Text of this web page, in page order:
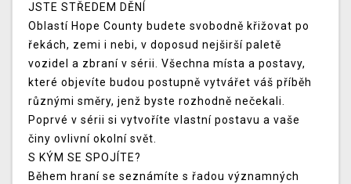
JSTE STŘEDEM DĚNÍ
Oblastí Hope County budete svobodně křižovat po
řekách, zemi i nebi, v doposud nejširší paletě
vozidel a zbraní v sérii. Všechna místa a postavy,
které objevíte budou postupně vytvářet váš příběh
různými směry, jenž byste rozhodně nečekali.
Poprvé v sérii si vytvoříte vlastní postavu a vaše
činy ovlivní okolní svět.
S KÝM SE SPOJÍTE?
Během hraní se seznámíte s řadou významných